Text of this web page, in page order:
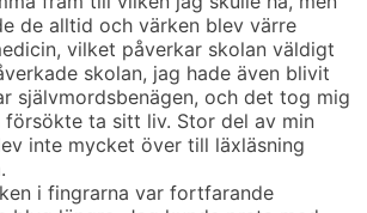
de alltid och värken blev värre
vilket påverkar skolan väldigt
skolan, jag hade även blivit
självmordsbenägen, och det tog mig
ta sitt liv. Stor del av min
inte mycket över till läxläsning
i fingrarna var fortfarande